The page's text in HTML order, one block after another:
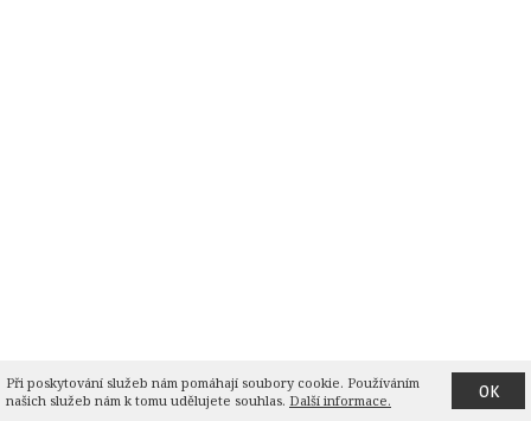
Při poskytování služeb nám pomáhají soubory cookie. Používáním
našich služeb nám k tomu udělujete souhlas. Další informace. OK